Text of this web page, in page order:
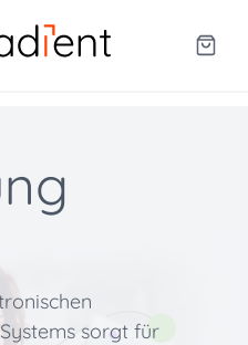
sorgt für